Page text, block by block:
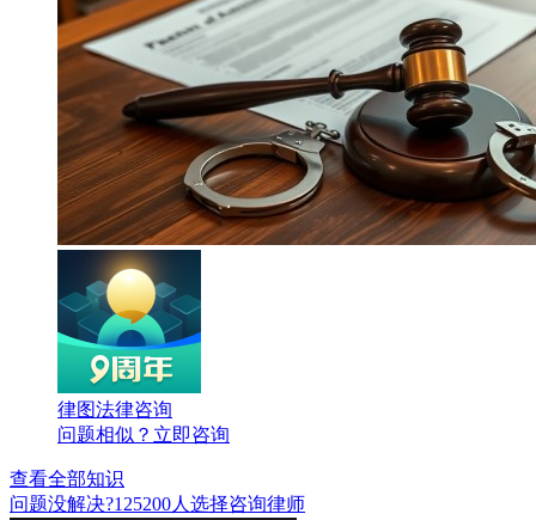
律图法律咨询
问题相似？ 立即咨询
查看全部知识
问题没解决?125200人选择咨询律师